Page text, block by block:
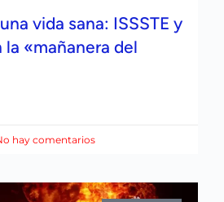
vida sana: ISSSTE y
«mañanera del
hay comentarios